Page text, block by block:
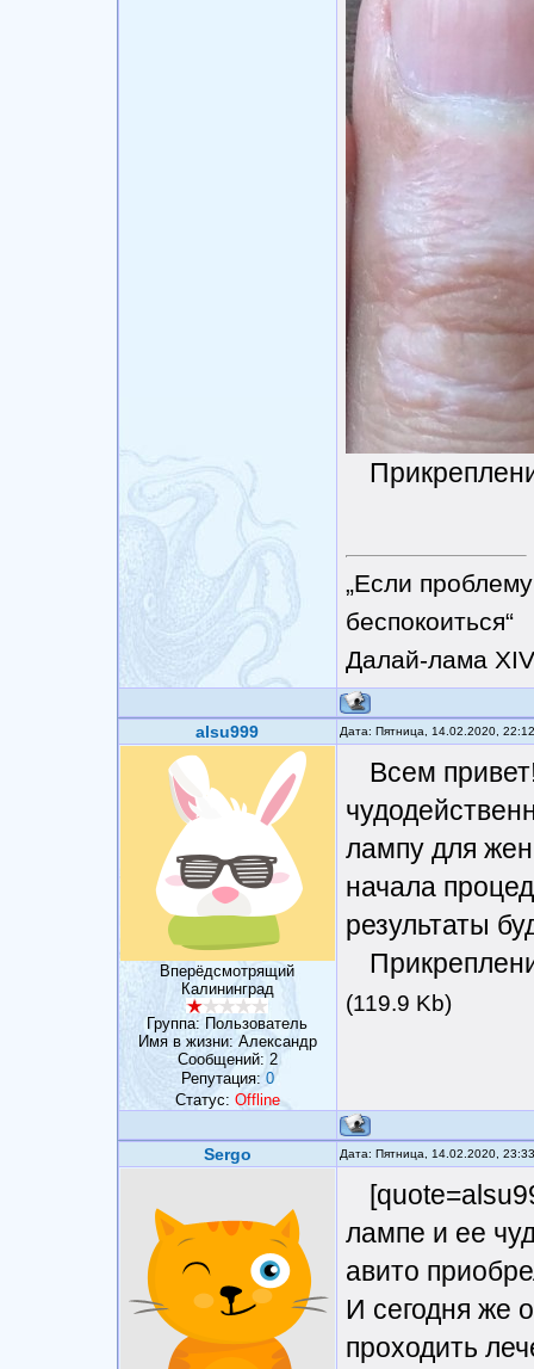
„Если
беспокоиться“
Далай-лама XIV
alsu999 Дата: Пятница, 14.02.2020,
Вперёдсмотрящий
Калининград
Группа: Пользователь
Имя в жизни: Александр
Сообщений: 2
Репутация: 0
Статус: Offline
Всем
лампу для
начала
результаты
(119.9 Kb)
Sergo Дата: Пятница, 14.02.2020,
лампе и ее
авито
И сегодня же
проходить